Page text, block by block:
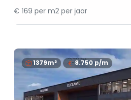
€ 169 per m2 per jaar
1379m² 8.750p/m